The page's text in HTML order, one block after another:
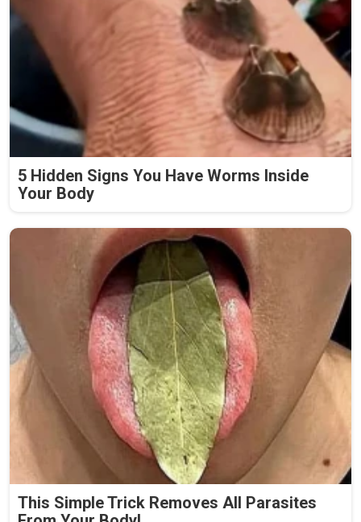
5 Hidden Signs You Have Worms Inside
Your Body
This Simple Trick Removes All Parasites